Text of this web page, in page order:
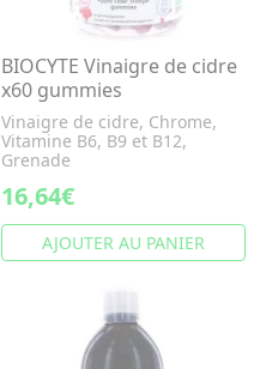
BIOCYTE Vinaigre de cidre
x60 gummies
Vinaigre de cidre, Chrome,
Vitamine B6, B9 et B12,
Grenade
16,64€
AJOUTER AU PANIER